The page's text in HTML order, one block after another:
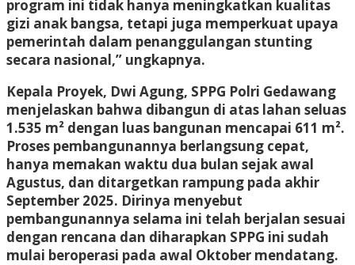
program ini tidak hanya meningkatkan kualitas
gizi anak bangsa, tetapi juga memperkuat upaya
pemerintah dalam penanggulangan stunting
secara nasional,” ungkapnya.
Kepala Proyek, Dwi Agung, SPPG Polri Gedawang
menjelaskan bahwa dibangun di atas lahan seluas
1.535 m² dengan luas bangunan mencapai 611 m².
Proses pembangunannya berlangsung cepat,
hanya memakan waktu dua bulan sejak awal
Agustus, dan ditargetkan rampung pada akhir
September 2025. Dirinya menyebut
pembangunannya selama ini telah berjalan sesuai
dengan rencana dan diharapkan SPPG ini sudah
mulai beroperasi pada awal Oktober mendatang.